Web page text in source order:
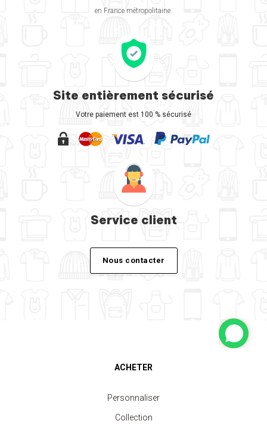
en France métropolitaine.
Site entièrement sécurisé
Votre paiement est 100 % sécurisé
Service client
Nous contacter
ACHETER
Personnaliser
Collection